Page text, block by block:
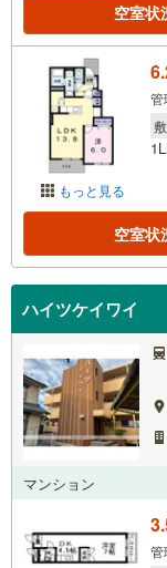
空室状
もっと見る
敷
空室状
ハイツケイワイ
マンション